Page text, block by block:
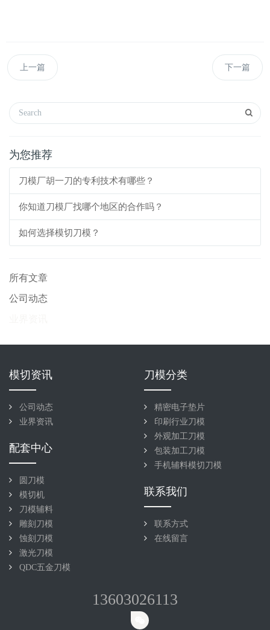
上一篇 下一篇
为您推荐
刀模厂胡一刀的专利技术有哪些？
你知道刀模厂找哪个地区的合作吗？
如何选择模切刀模？
所有文章
公司动态
模切资讯
公司动态
业界资讯
刀模分类
精密电子垫片
印刷行业刀模
外观加工刀模
包装加工刀模
手机辅料模切刀模
配套中心
圆刀模
模切机
刀模辅料
雕刻刀模
蚀刻刀模
激光刀模
QDC五金刀模
联系我们
联系方式
在线留言
13603026113